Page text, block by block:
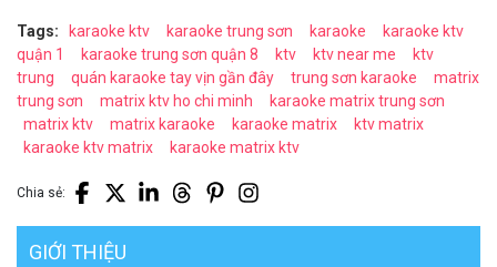
Tags: karaoke ktv karaoke trung sơn karaoke
karaoke ktv
quận 1
karaoke trung sơn quận 8 ktv ktv near me
ktv
trung
quán karaoke tay vịn gần đây trung sơn karaoke
matrix
trung sơn
matrix ktv ho chi minh
karaoke matrix trung sơn
matrix ktv
matrix karaoke karaoke matrix
ktv matrix
karaoke ktv matrix
karaoke matrix ktv
Chia sẻ:
GIỚI THIỆU